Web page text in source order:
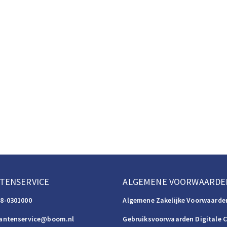
0301000
ALGEMENE
Algemene Zakelijke
Gebruiksvoorwaarden Digitale